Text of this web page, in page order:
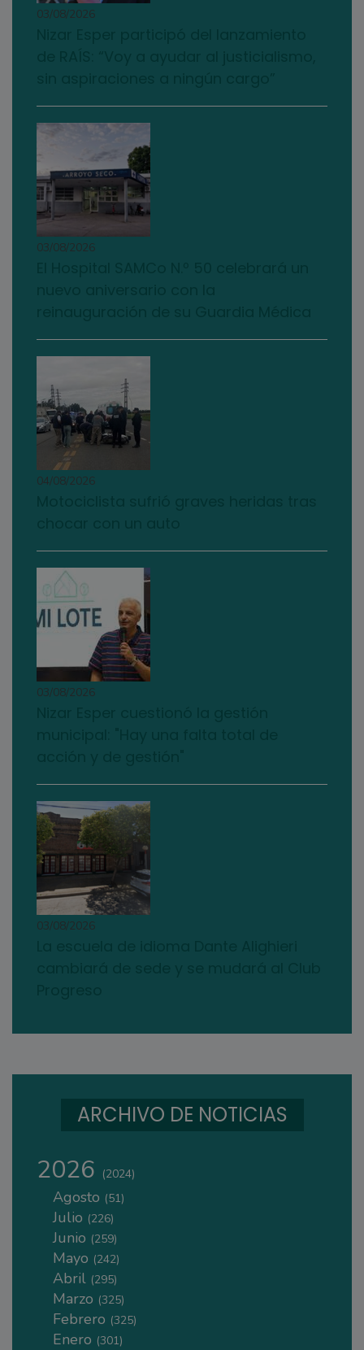
03/08/2026
03/08/2026
04/08/2026
03/08/2026
03/08/2026
ARCHIVO DE NOTICIAS
2026 (2024)
Agosto (51)
Julio (226)
Junio (259)
Mayo (242)
Abril (295)
Marzo (325)
Febrero (325)
Enero (301)